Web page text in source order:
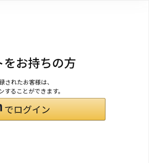
お持ちの方
れたお客様は、
ることができます。